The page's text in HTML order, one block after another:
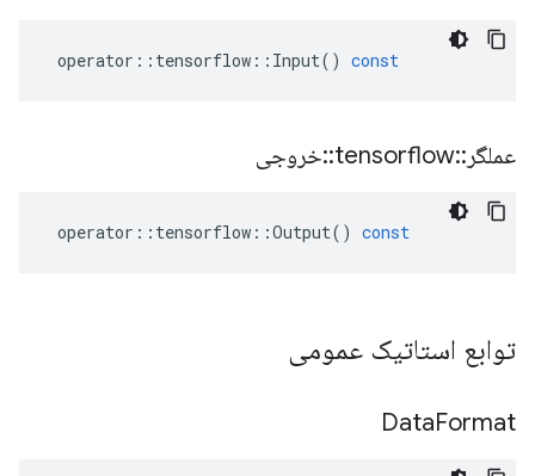
operator :: tensorflow :: Input() const
عملگر ::
tensorflow
::خروجی
operator :: tensorflow ::Output() const
توابع استاتیک عمومی
DataFormat